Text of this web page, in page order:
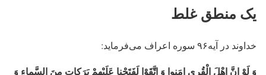
یک منطق غلط
خداوند در آیه۹۶ سوره اعراف می‌فرماید:
وَ لَوْ انَّ اهْلَ الْقُری‏ امَنوا وَ اتَّقَوْا لَفَتَحْنا عَلَیْهِمْ بَرَکاتٍ مِنَ السَّماءِ وَ